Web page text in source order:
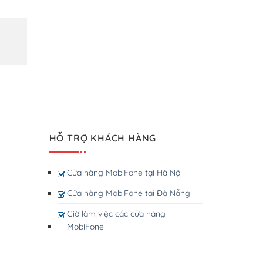
HỖ TRỢ KHÁCH HÀNG
Cửa hàng MobiFone tại Hà Nội
Cửa hàng MobiFone tại Đà Nẵng
Giờ làm việc các cửa hàng
MobiFone